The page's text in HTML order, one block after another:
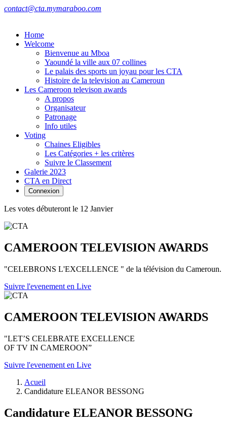
contact@cta.mymaraboo.com
Home
Welcome
Bienvenue au Mboa
Yaoundé la ville aux 07 collines
Le palais des sports un joyau pour les CTA
Histoire de la television au Cameroun
Les Cameroon televison awards
A propos
Organisateur
Patronage
Info utiles
Voting
Chaines Eligibles
Les Catégories + les critères
Suivre le Classement
Galerie 2023
CTA en Direct
Connexion
Les votes débuteront le 12 Janvier
CAMEROON TELEVISION AWARDS
"CELEBRONS L'EXCELLENCE " de la télévision du Cameroun.
Suivre l'evenement en Live
CAMEROON TELEVISION AWARDS
"LET’S CELEBRATE EXCELLENCE
OF TV IN CAMEROON”
Suivre l'evenement en Live
Acueil
Candidature ELEANOR BESSONG
Candidature ELEANOR BESSONG